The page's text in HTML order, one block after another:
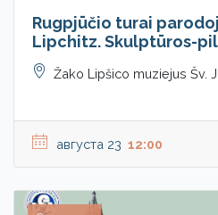
Rugpjūčio turai
Lipchitz. Skulptūros-
Žako Lipšico muziejus Šv.
августа 23 12:00